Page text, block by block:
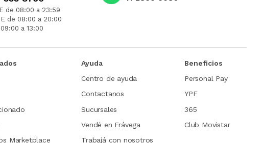
de 08:00 a 23:59
de 08:00 a 20:00
a 13:00
Marketplace
Ayuda
Centro de ayuda
Contactanos
Sucursales
Vendé en Frávega
Trabajá con nosotros
Beneficios
Personal Pay
YPF
365
Club Movistar